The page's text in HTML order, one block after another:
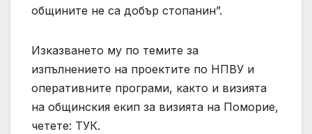
общините не са добър стопанин”.
Изказването му по темите за
изпълнението на проектите по НПВУ и
оперативните програми, както и визията
на общинския екип за визията на Поморие,
четете: ТУК.